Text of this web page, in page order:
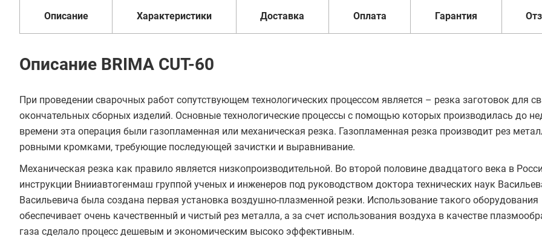
Описание Характеристики Доставка Оплата Гарантия
Описание BRIMA CUT-60
При проведении сварочных работ сопутствующем технологических процессом является – резка заготовок для
окончательных сборных изделий. Основные технологические процессы с помощью которых производилась до
времени эта операция были газопламенная или механическая резка. Газопламенная резка производит рез
ровными кромками, требующие последующей зачистки и выравнивание.
Механическая резка как правило является низкопроизводительной. Во второй половине двадцатого века в
инструкции Внииавтогенмаш группой ученых и инженеров под руководством доктора технических наук
Васильевича была создана первая установка воздушно-плазменной резки. Использование такого оборудования
обеспечивает очень качественный и чистый рез металла, а за счет использования воздуха в качестве
газа сделало процесс дешевым и экономическим высоко эффективным.